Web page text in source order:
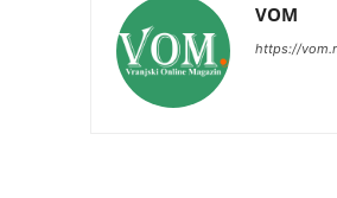
VOM
https://